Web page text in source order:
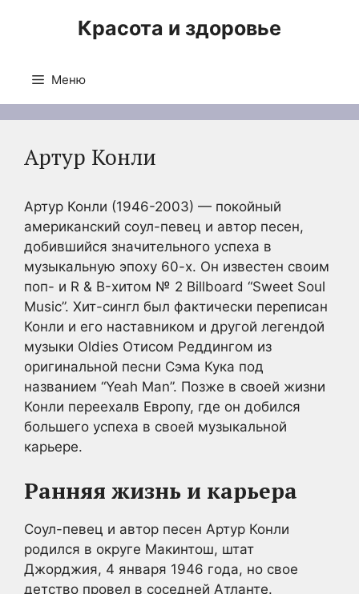
Красота и здоровье
Меню
Артур Конли
Артур Конли (1946-2003) — покойный
американский соул-певец и автор песен,
добившийся значительного успеха в
музыкальную эпоху 60-х. Он известен своим
поп- и R & B-хитом № 2 Billboard “Sweet Soul
Music”. Хит-сингл был фактически переписан
Конли и его наставником и другой легендой
музыки Oldies Отисом Реддингом из
оригинальной песни Сэма Кука под
названием “Yeah Man”. Позже в своей жизни
Конли переехалв Европу, где он добился
большего успеха в своей музыкальной
карьере.
Ранняя жизнь и карьера
Соул-певец и автор песен Артур Конли
родился в округе Макинтош, штат
Джорджия, 4 января 1946 года, но свое
детство провел в соседней Атланте.